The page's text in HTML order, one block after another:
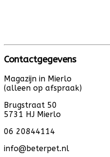
Contactgegevens
Magazijn in Mierlo
(alleen op afspraak)
Brugstraat 50
5731 HJ Mierlo
06 20844114
info@beterpet.nl